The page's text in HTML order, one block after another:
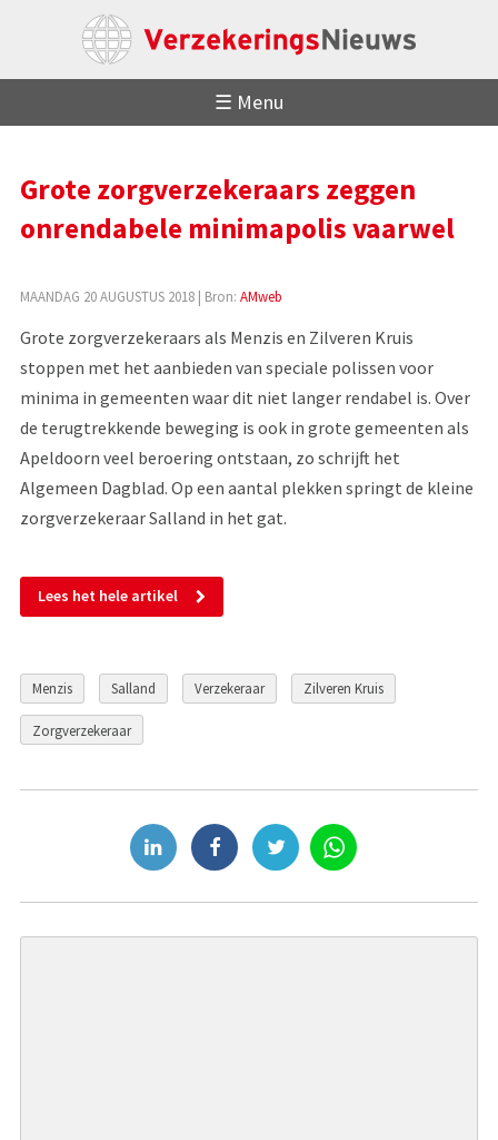
☰ Menu
Grote zorgverzekeraars zeggen
onrendabele minimapolis vaarwel
MAANDAG 20 AUGUSTUS 2018| Bron: AMweb
Grote zorgverzekeraars als Menzis en Zilveren Kruis
stoppen met het aanbieden van speciale polissen voor
minima in gemeenten waar dit niet langer rendabel is. Over
de terugtrekkende beweging is ook in grote gemeenten als
Apeldoorn veel beroering ontstaan, zo schrijft het
Algemeen Dagblad. Op een aantal plekken springt de kleine
zorgverzekeraar Salland in het gat.
Lees het hele artikel
Menzis Salland Verzekeraar Zilveren Kruis
Zorgverzekeraar